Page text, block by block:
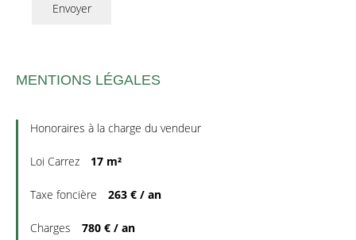
Envoyer
MENTIONS LÉGALES
Honoraires à la charge du vendeur
Loi Carrez 17 m²
Taxe foncière 263 € / an
Charges 780 € / an